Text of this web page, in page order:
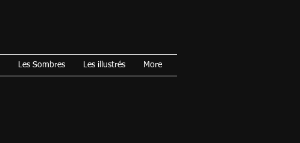
Les Sombres Les illustrés More